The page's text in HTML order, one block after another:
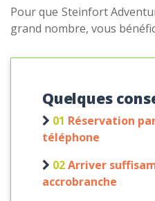
Pour que Steinfort
grand nombre, vous
Quelques
01 Réservation
téléphone
02Arriver
accrobranche